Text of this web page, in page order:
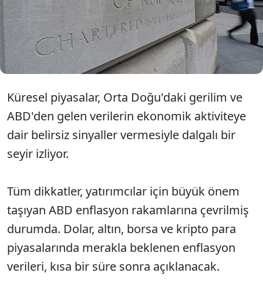
izlerken, gözler açıklanacak enflasyon verilerine
çevrildi. Peki, ABD enflasyon verileri ne zaman ve
saat kaçta açıklanacak? İşte ekim ayı FED faiz
kararı...
Küresel piyasalar, Orta Doğu'daki gerilim ve
ABD'den gelen verilerin ekonomik aktiviteye
dair belirsiz sinyaller vermesiyle dalgalı bir
seyir izliyor.
Tüm dikkatler, yatırımcılar için büyük önem
taşıyan ABD enflasyon rakamlarına çevrilmiş
durumda. Dolar, altın, borsa ve kripto para
piyasalarında merakla beklenen enflasyon
verileri, kısa bir süre sonra açıklanacak.